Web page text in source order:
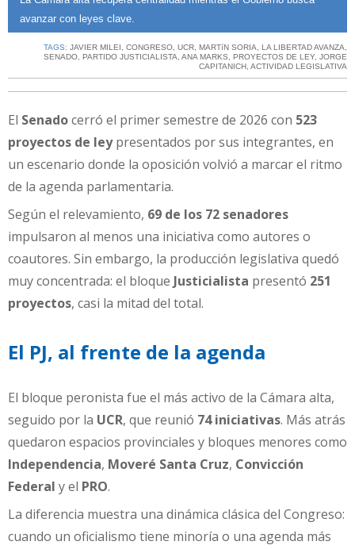
avanzar con leyes clave.
TAGS: JAVIER MILEI , CONGRESO, UCR, MARTíN SORIA, LA LIBERTAD AVANZA,
SENADO, PARTIDO JUSTICIALISTA, ANA MARKS, PROYECTOS DE LEY, JORGE
CAPITANICH, ACTIVIDAD LEGISLATIVA
El Senadocerró el primer semestre de 2026 con 523
proyectos de leypresentados por sus integrantes, en
un escenario donde la oposición volvió a marcar el ritmo
de la agenda parlamentaria.
Según el relevamiento, 69 de los 72 senadores
impulsaron al menos una iniciativa como autores o
coautores. Sin embargo, la producción legislativa quedó
muy concentrada: el bloque Justicialista presentó 251
proyectos, casi la mitad del total.
El PJ, al frente de la agenda
El bloque peronista fue el más activo de la Cámara alta,
seguido por la UCR, que reunió 74 iniciativas. Más atrás
quedaron espacios provinciales y bloques menores como
Independencia, Moveré Santa Cruz, Convicción
Federal y el PRO.
La diferencia muestra una dinámica clásica del Congreso:
cuando un oficialismo tiene minoría o una agenda más